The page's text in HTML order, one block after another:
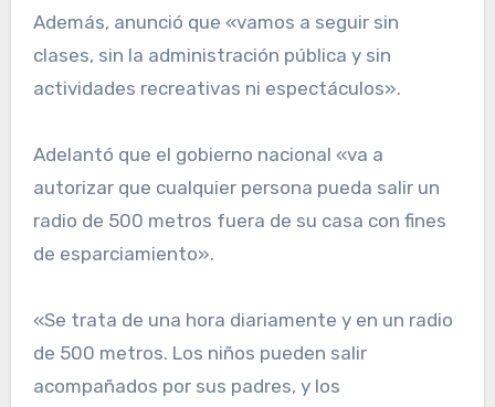
Además, anunció que «vamos a seguir sin
clases, sin la administración pública y sin
actividades recreativas ni espectáculos».
Adelantó que el gobierno nacional «va a
autorizar que cualquier persona pueda salir un
radio de 500 metros fuera de su casa con fines
de esparciamiento».
«Se trata de una hora diariamente y en un radio
de 500 metros. Los niños pueden salir
acompañados por sus padres, y los